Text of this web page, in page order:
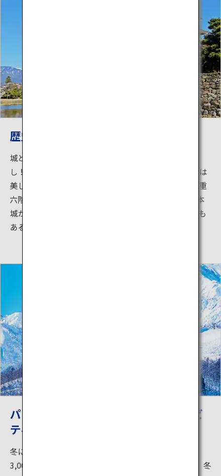
歴史ある松本城と山々の絶景
城と日本アルプスの山々は写真映えすること間違いな
し！重厚感のある黒い城と日本アルプスの白い雪景色は
美しいコラボレーション。また松本城は日本最古の五重
六階の天守を持つ国宝。500年以上前に建設された松本
城からは日本の歴史も感じられます。周りには城下町も
あるので街歩きもおすすめです。
パウダースノーでウィンターアクティビ
ティ
冬にはウィンターアクティビティが楽しめます。標高
3,000m級の北アルプスの大自然が作り出す雪は過去、冬